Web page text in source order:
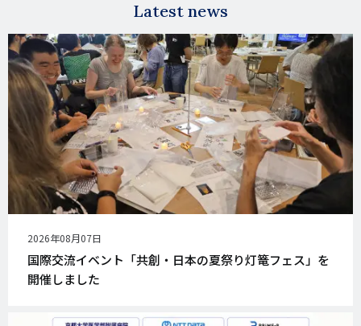
Latest news
公
開
日
2026年08月07日
国際交流イベント「共創・日本の夏祭り灯篭フェス」を
開催しました